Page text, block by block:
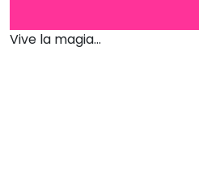
Vive la magia...